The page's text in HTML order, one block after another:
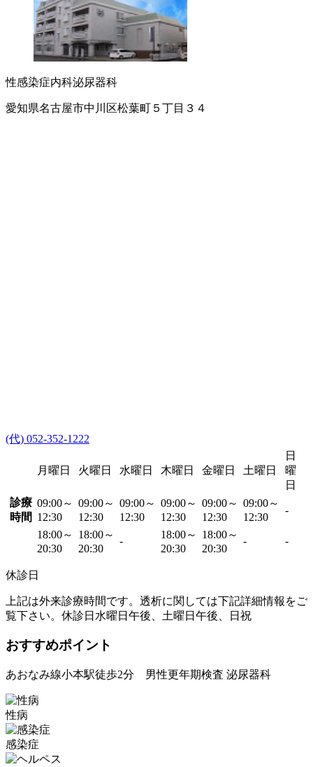
性感染症内科泌尿器科
愛知県名古屋市中川区松葉町５丁目３４
(代) 052-352-1222
月曜日 火曜日 水曜日 木曜日 金曜日 土曜日
日
曜
日
診療
時間
09:00～
12:30
09:00～
12:30
09:00～
12:30
09:00～
12:30
09:00～
12:30
09:00～
12:30
-
18:00～
20:30
18:00～
20:30
-
18:00～
20:30
18:00～
20:30
- -
休診日
上記は外来診療時間です。透析に関しては下記詳細情報をご
覧下さい。休診日水曜日午後、土曜日午後、日祝
おすすめポイント
あおなみ線小本駅徒歩2分 男性更年期検査 泌尿器科
性病
感染症